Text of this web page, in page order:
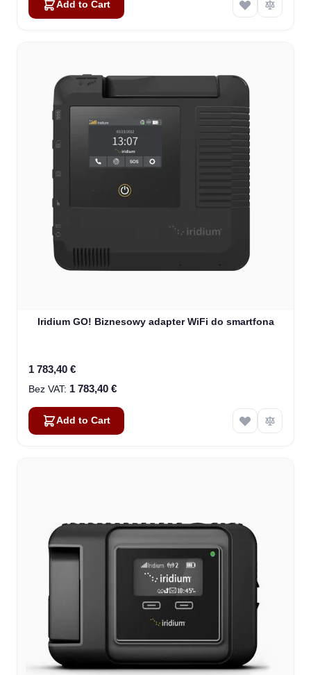
Add to Cart
Iridium GO! Biznesowy adapter WiFi do smartfona
1 783,40 €
1 783,40 €
Add to Cart